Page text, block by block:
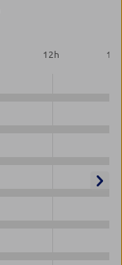
12h 13